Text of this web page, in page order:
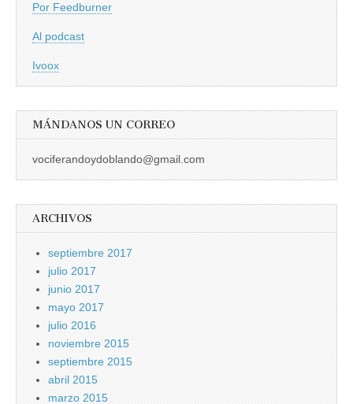
Por Feedburner
Al podcast
Ivoox
MÁNDANOS UN CORREO
vociferandoydoblando@gmail.com
ARCHIVOS
septiembre 2017
julio 2017
junio 2017
mayo 2017
julio 2016
noviembre 2015
septiembre 2015
abril 2015
marzo 2015